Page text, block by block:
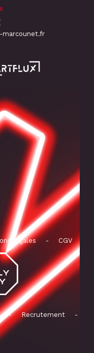
marcounet.fr
légales - CGV
- Recrutement
-